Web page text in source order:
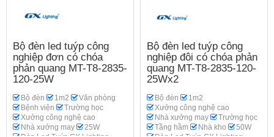
Bộ đèn led tuýp công
nghiệp đơn có chóa
phản quang MT-T8-2835-
120-25W
Bộ đèn 1m2
Văn phòng
Bệnh viện
Trường học
Xưởng công nghệ cao
Nhà xưởng may
25W
Bộ đèn led tuýp công
nghiệp đôi có chóa phản
quang MT-T8-2835-120-
25Wx2
Bộ đèn
1m2
Xưởng công nghệ cao
Nhà xưởng may
Trường học
Tầng hầm
Nhà kho
50W